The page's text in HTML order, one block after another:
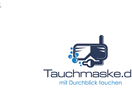
;